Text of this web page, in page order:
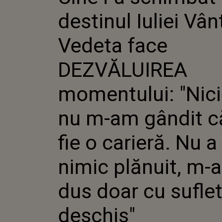
destinul Iuliei
Vedeta face
DEZVĂLUIREA
momentului:
nu m-am gândit
fie o carieră. Nu
nimic plănuit, m-
dus doar cu
deschis"